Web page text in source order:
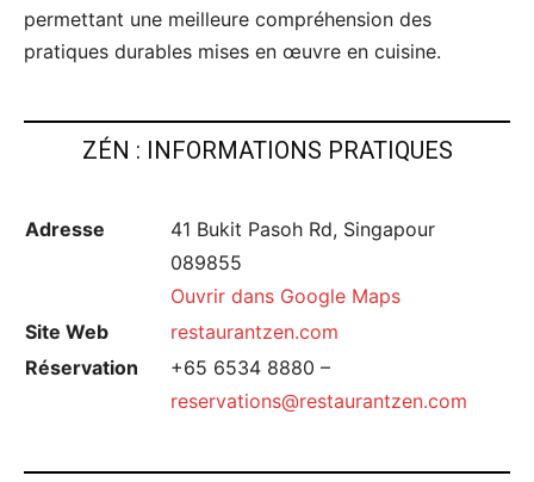
permettant une meilleure compréhension des
pratiques durables mises en œuvre en cuisine.
ZÉN : INFORMATIONS PRATIQUES
Adresse
41 Bukit Pasoh Rd, Singapour
089855
Ouvrir dans Google Maps
Site Web
restaurantzen.com
Réservation
+65 6534 8880 –
reservations@restaurantzen.com